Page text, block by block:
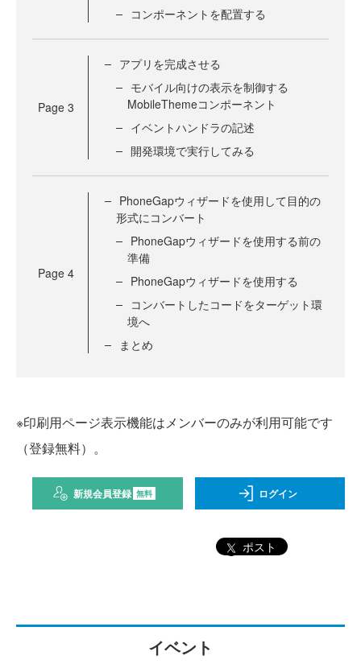
コンポーネントを配置する
Page 3
アプリを完成させる
モバイル向けの表示を制御する
MobileThemeコンポーネント
イベントハンドラの記述
開発環境で実行してみる
Page 4
PhoneGapウィザードを使用して目的の
形式にコンバート
PhoneGapウィザードを使用する前の
準備
PhoneGapウィザードを使用する
コンバートしたコードをターゲット環
境へ
まとめ
※印刷用ページ表示機能はメンバーのみが利用可能です
（登録無料）。
新規会員登録 無料 ログイン
ポスト
イベント